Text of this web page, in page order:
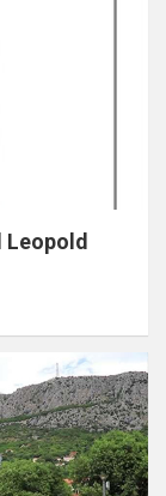
Leopold